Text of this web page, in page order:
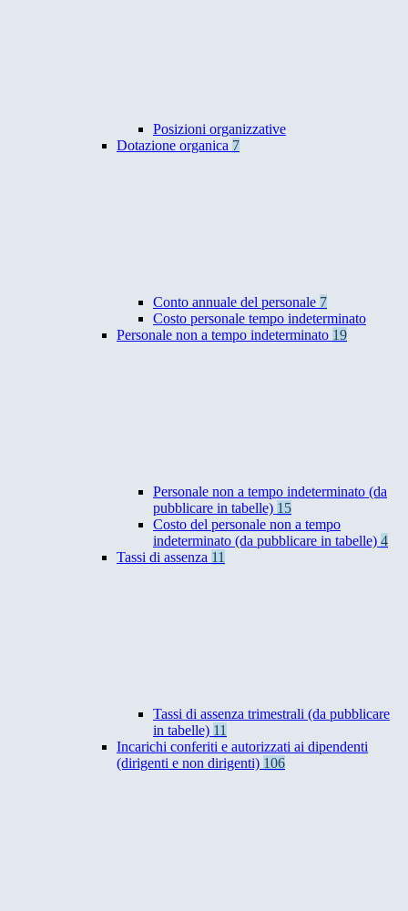
Posizioni organizzative
Dotazione organica 7
Conto annuale del personale 7
Costo personale tempo indeterminato
Personale non a tempo indeterminato 19
Personale non a tempo indeterminato (da
pubblicare in tabelle) 15
Costo del personale non a tempo
indeterminato (da pubblicare in tabelle) 4
Tassi di assenza 11
Tassi di assenza trimestrali (da pubblicare
in tabelle) 11
Incarichi conferiti e autorizzati ai dipendenti
(dirigenti e non dirigenti) 106